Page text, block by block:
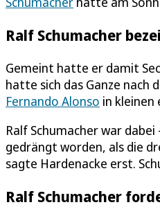
Ralf Schumacher
Gemeint hatte er damit
hatte sich das Ganze nach
Fernando Alonso in kleinen
Ralf Schumacher war
gedrängt worden, als die
sagte Hardenacke erst.
Ralf Schumacher